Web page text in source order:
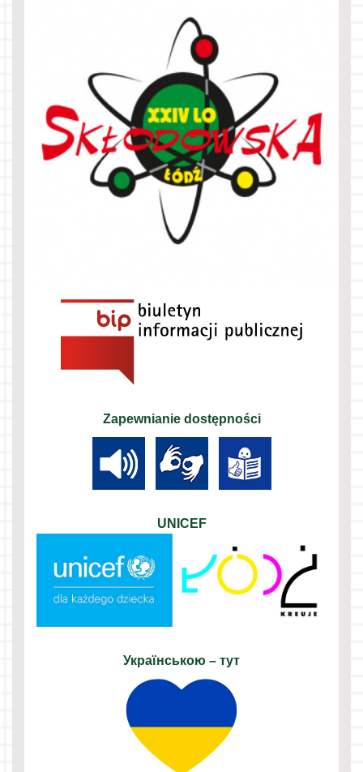
Zapewnianie dostępności
UNICEF
Українською – тут